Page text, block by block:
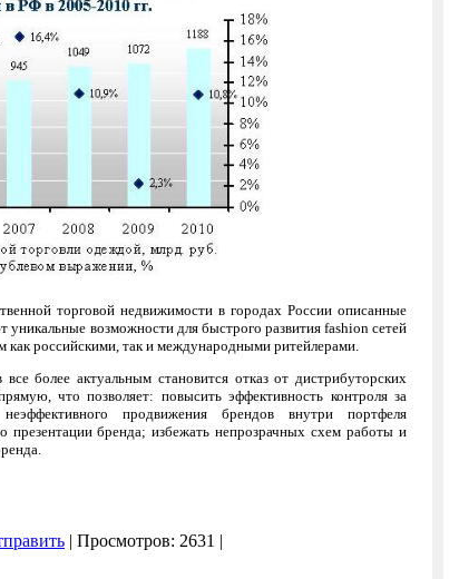
торговой недвижимости в городах России описанные
возможности для быстрого развития fashion сетей
как российскими, так и международными ритейлерами.
более актуальным становится отказ от дистрибуторских
что позволяет: повысить эффективность контроля за
продвижения брендов внутри портфеля
презентации бренда; избежать непрозрачных схем работы и
| Просмотров: 2631 |